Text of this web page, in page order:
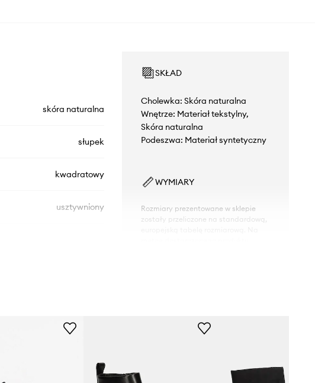
skóra naturalna
słupek
kwadratowy
usztywniony
SKŁAD
Cholewka: Skóra naturalna
Wnętrze: Materiał tekstylny,
Skóra naturalna
Podeszwa: Materiał syntetyczny
WYMIARY
Rozmiary prezentowane w sklepie
zostały przeliczone na standardową,